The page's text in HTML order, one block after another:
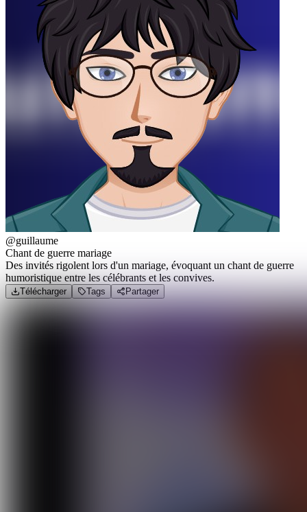
@guillaume
Chant de guerre mariage
Des invités rigolent lors d'un mariage, évoquant un chant de guerre
humoristique entre les célébrants et les convives.
Télécharger Tags Partager